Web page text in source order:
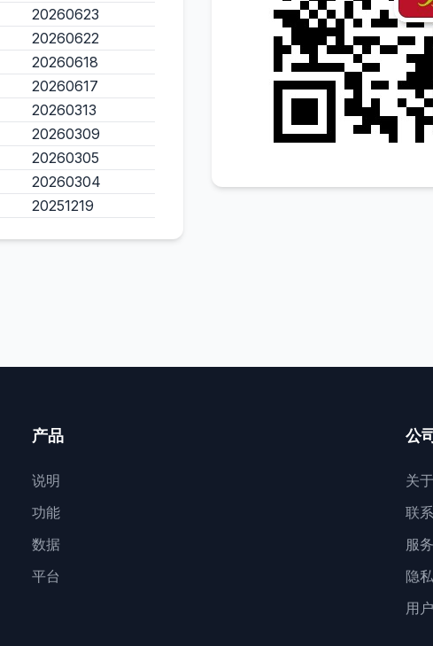
20260623
20260622
20260618
20260617
20260313
20260309
20260305
20260304
20251219
产品
说明
功能
数据
平台
公司
关
联
服
隐
用